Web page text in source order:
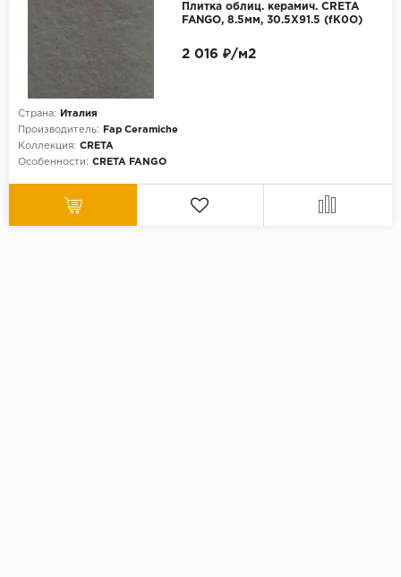
Плитка облиц. керамич. CRETA
FANGO, 8.5мм, 30.5X91.5 (fK0O)
Страна:
Италия
Производитель:
Fap Ceramiche
Коллекция: CRETA
Особенности: CRETA FANGO
2 016 ₽/м2